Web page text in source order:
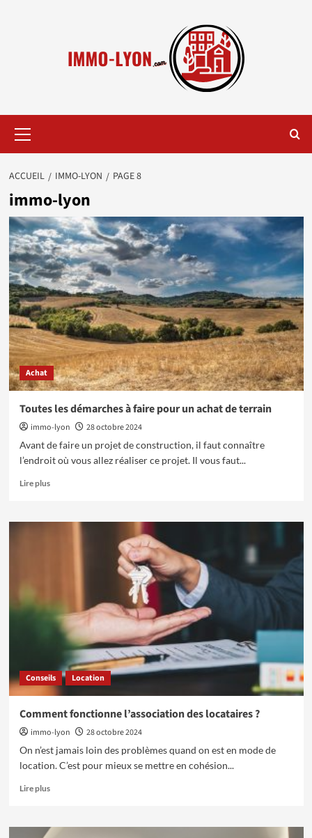
principal
ACCUEIL IMMO-LYON PAGE 8
immo-lyon
Achat
Toutes les démarches à faire pour un achat de terrain
immo-lyon
28 octobre 2024
Avant de faire un projet de construction, il faut connaître
l’endroit où vous allez réaliser ce projet. Il vous faut...
Lire plusEn
sur
un
achat
terrain
Conseils Location
Comment fonctionne l’association des locataires ?
immo-lyon
28 octobre 2024
On n’est jamais loin des problèmes quand on est en mode de
location. C’est pour mieux se mettre en cohésion...
Lire plusEn
sur